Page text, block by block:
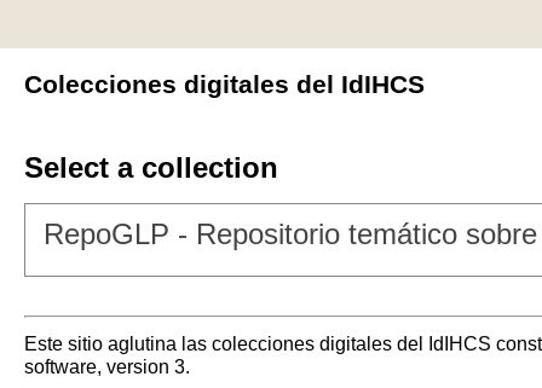
Colecciones digitales del IdIHCS
Select a collection
RepoGLP - Repositorio temático
Este sitio aglutina las colecciones digitales del IdIHCS
software, version 3.